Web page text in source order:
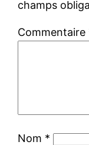
champs
Commentaire
Nom *